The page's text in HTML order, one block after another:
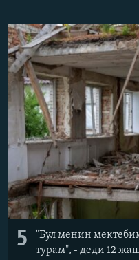
5
"Бул менин
турам", - деди 12